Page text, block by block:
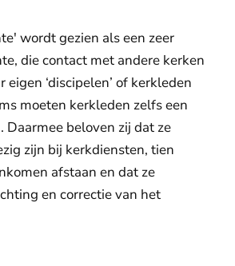
wordt gezien als een zeer
die contact met andere kerken
eigen ‘discipelen’ of kerkleden
moeten kerkleden zelfs een
Daarmee beloven zij dat ze
zijn bij kerkdiensten, tien
afstaan en dat ze
en correctie van het